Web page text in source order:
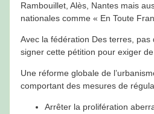
Rambouillet, Alès, Nantes mais
nationales comme « En Toute
Avec la fédération Des terres, pas
signer cette pétition pour exiger
Une réforme globale de
comportant des mesures de
Arrêter la prolifération